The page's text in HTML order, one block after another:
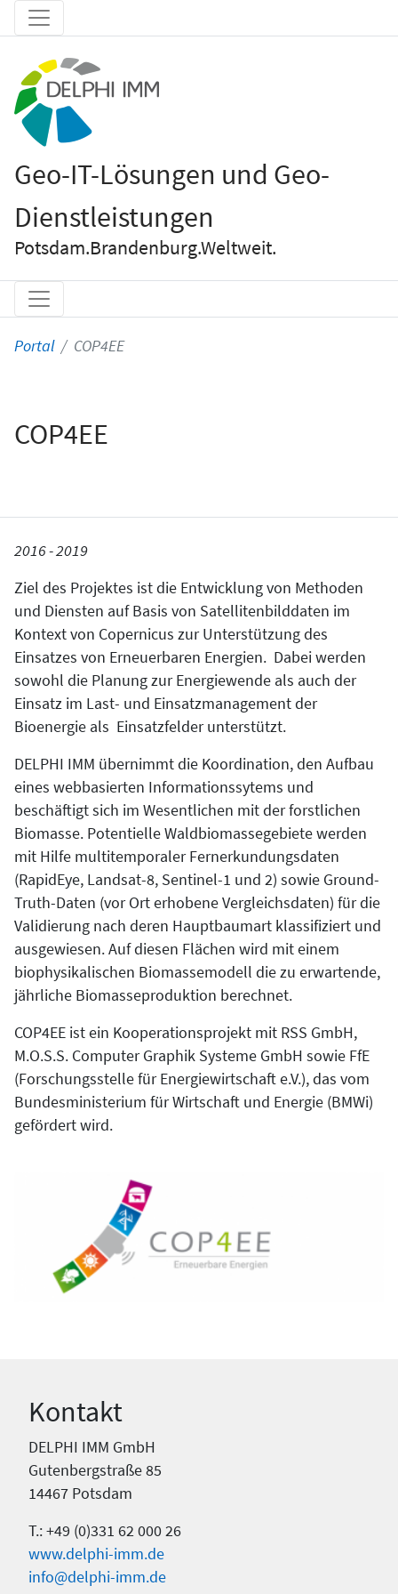
Geo-IT-Lösungen und Geo-
Dienstleistungen
Potsdam.Brandenburg.Weltweit.
Portal COP4EE
COP4EE
2016 - 2019
Ziel des Projektes ist die Entwicklung von Methoden
und Diensten auf Basis von Satellitenbilddaten im
Kontext von Copernicus zur Unterstützung des
Einsatzes von Erneuerbaren Energien. Dabei werden
sowohl die Planung zur Energiewende als auch der
Einsatz im Last- und Einsatzmanagement der
Bioenergie als Einsatzfelder unterstützt.
DELPHI IMM übernimmt die Koordination, den Aufbau
eines webbasierten Informationssytems und
beschäftigt sich im Wesentlichen mit der forstlichen
Biomasse. Potentielle Waldbiomassegebiete werden
mit Hilfe multitemporaler Fernerkundungsdaten
(RapidEye, Landsat-8, Sentinel-1 und 2) sowie Ground-
Truth-Daten (vor Ort erhobene Vergleichsdaten) für die
Validierung nach deren Hauptbaumart klassifiziert und
ausgewiesen. Auf diesen Flächen wird mit einem
biophysikalischen Biomassemodell die zu erwartende,
jährliche Biomasseproduktion berechnet.
COP4EE ist ein Kooperationsprojekt mit RSS GmbH,
M.O.S.S. Computer Graphik Systeme GmbH sowie FfE
(Forschungsstelle für Energiewirtschaft e.V.), das vom
Bundesministerium für Wirtschaft und Energie (BMWi)
gefördert wird.
Kontakt
DELPHI IMM GmbH
Gutenbergstraße 85
14467 Potsdam
T.: +49 (0)331 62 000 26
www.delphi-imm.de
info@delphi-imm.de